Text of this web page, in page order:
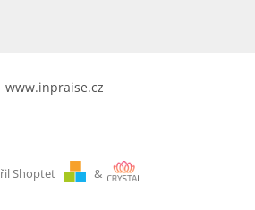
www.inpraise.cz
Shoptet &